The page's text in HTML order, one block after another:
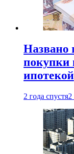
Названо
покупки
ипотекой
2 года спустя2